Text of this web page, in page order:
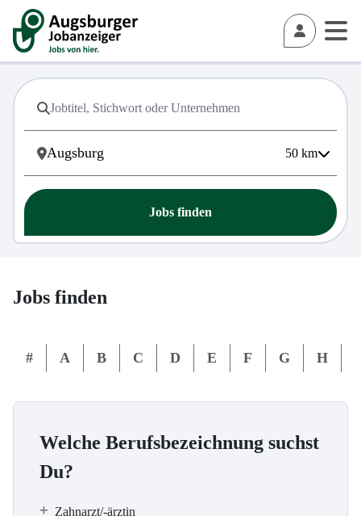
50 km
Jobs finden
Jobs finden
# A B C D E F G H
Welche Berufsbezeichnung suchst
Du?
Zahnarzt/-ärztin